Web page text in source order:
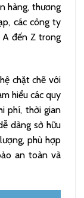
hàng, thương
các công ty
đến Z trong
chặt chẽ với
hiểu các quy
phí, thời gian
dàng sở hữu
phù hợp
an toàn và